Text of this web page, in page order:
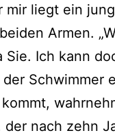
mir liegt ein
Armen.
Sie. Ich kann
Schwimmer
nach zehn